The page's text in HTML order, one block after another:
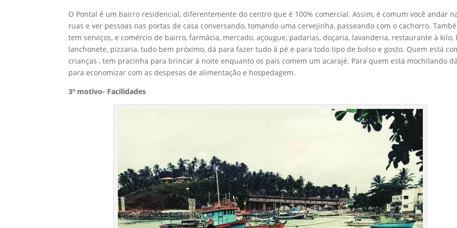
O Pontal é um bairro residencial, diferentemente do centro que é 100% comercial. Assim, é comum você andar
ruas e ver pessoas nas portas de casa conversando, tomando uma cervejinha, passeando com o cachorro.
tem serviços, e comércio de bairro, farmácia, mercado, açougue, padarias, doçaria, lavanderia, restaurante à kilo,
lanchonete, pizzaria, tudo bem próximo, dá para fazer tudo á pé e para todo tipo de bolso e gosto. Quem está
crianças , tem pracinha para brincar à noite enquanto os pais comem um acarajé. Para quem está mochilando dá
para economizar com as despesas de alimentação e hospedagem.
3º motivo- Facilidades